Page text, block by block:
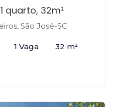
quarto, 32m²
São José-SC
1 Vaga 32 m²